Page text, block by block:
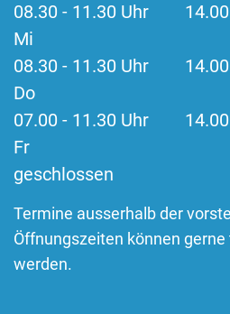
08.30 - 11.30 Uhr 14.00
Mi
08.30 - 11.30 Uhr 14.00
Do
07.00 - 11.30 Uhr 14.00
Fr
geschlossen
Termine ausserhalb der
Öffnungszeiten können
werden.